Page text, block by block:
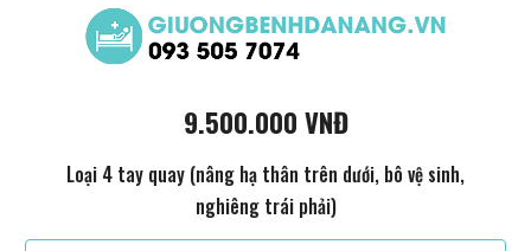
9.500.000 VNĐ
Loại 4 tay quay (nâng hạ thân trên dưới, bô vệ sinh,
nghiêng trái phải)